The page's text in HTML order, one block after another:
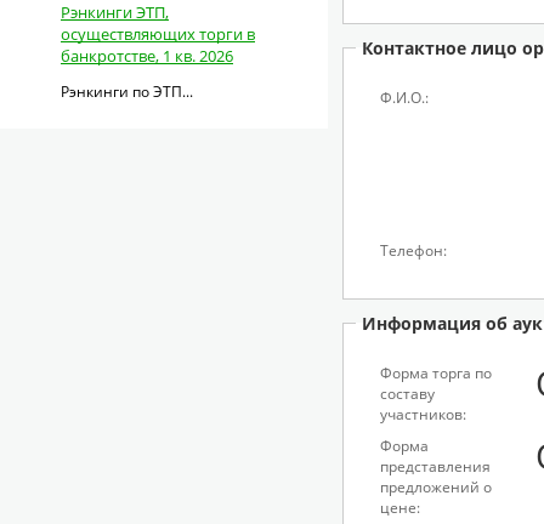
Рэнкинги ЭТП,
осуществляющих торги в
банкротстве, 1 кв. 2026
Рэнкинги по ЭТП...
Контактное лицо
Ф.И.О.:
Телефон:
Информация об
Форма торга по
составу
участников:
Форма
представления
предложений о
цене: